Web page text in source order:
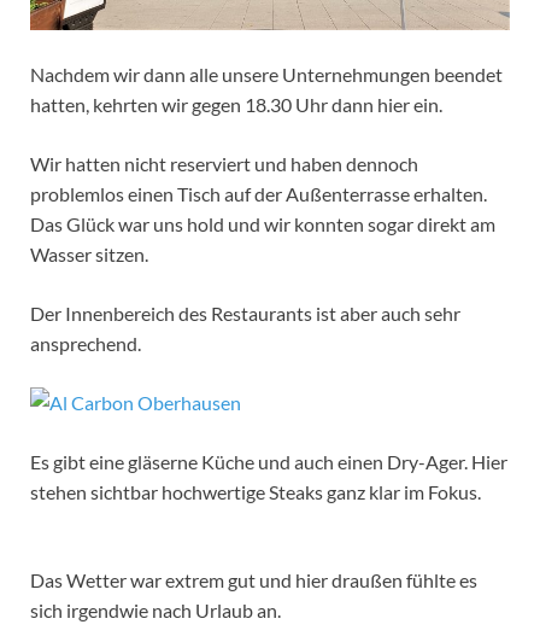
Nachdem wir dann alle unsere Unternehmungen beendet
hatten, kehrten wir gegen 18.30 Uhr dann hier ein.
Wir hatten nicht reserviert und haben dennoch
problemlos einen Tisch auf der Außenterrasse erhalten.
Das Glück war uns hold und wir konnten sogar direkt am
Wasser sitzen.
Der Innenbereich des Restaurants ist aber auch sehr
ansprechend.
Es gibt eine gläserne Küche und auch einen Dry-Ager. Hier
stehen sichtbar hochwertige Steaks ganz klar im Fokus.
Das Wetter war extrem gut und hier draußen fühlte es
sich irgendwie nach Urlaub an.